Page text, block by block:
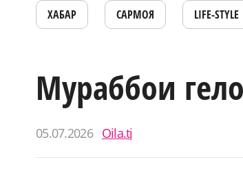
ХАБАР САРМОЯ LIFE-STYLE
Мураббои
05.07.2026 Oila.tj